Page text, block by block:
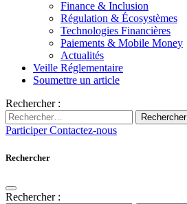
Finance & Inclusion
Régulation & Écosystèmes
Technologies Financières
Paiements & Mobile Money
Actualités
Veille Réglementaire
Soumettre un article
Rechercher :
Rechercher
ParticiperContactez-nous
Rechercher
Rechercher :